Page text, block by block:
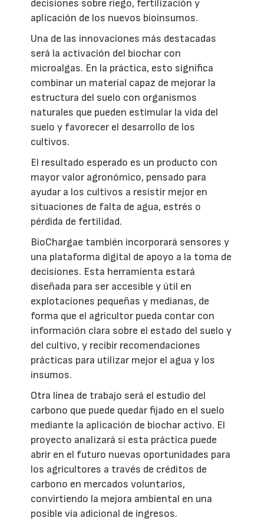
decisiones sobre riego, fertilización y
aplicación de los nuevos bioinsumos.
Una de las innovaciones más destacadas
será la activación del biochar con
microalgas. En la práctica, esto significa
combinar un material capaz de mejorar la
estructura del suelo con organismos
naturales que pueden estimular la vida del
suelo y favorecer el desarrollo de los
cultivos.
El resultado esperado es un producto con
mayor valor agronómico, pensado para
ayudar a los cultivos a resistir mejor en
situaciones de falta de agua, estrés o
pérdida de fertilidad.
BioChargae también incorporará sensores y
una plataforma digital de apoyo a la toma de
decisiones. Esta herramienta estará
diseñada para ser accesible y útil en
explotaciones pequeñas y medianas, de
forma que el agricultor pueda contar con
información clara sobre el estado del suelo y
del cultivo, y recibir recomendaciones
prácticas para utilizar mejor el agua y los
insumos.
Otra línea de trabajo será el estudio del
carbono que puede quedar fijado en el suelo
mediante la aplicación de biochar activo. El
proyecto analizará si esta práctica puede
abrir en el futuro nuevas oportunidades para
los agricultores a través de créditos de
carbono en mercados voluntarios,
convirtiendo la mejora ambiental en una
posible vía adicional de ingresos.